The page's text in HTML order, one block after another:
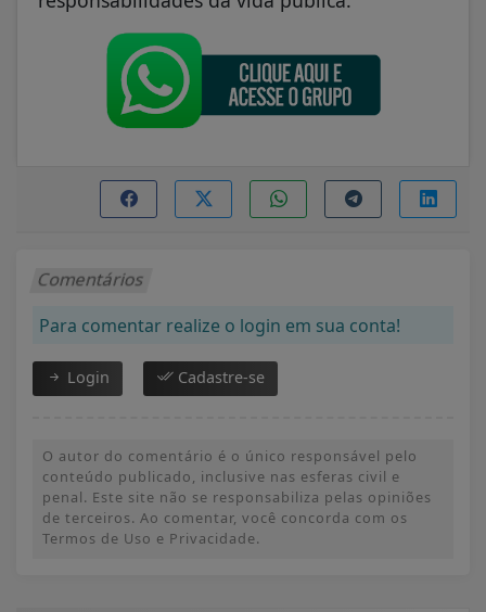
Comentários
Para comentar realize o login em sua conta!
Login Cadastre-se
O autor do comentário é o único responsável pelo
conteúdo publicado, inclusive nas esferas civil e
penal. Este site não se responsabiliza pelas opiniões
de terceiros. Ao comentar, você concorda com os
Termos de Uso e Privacidade.